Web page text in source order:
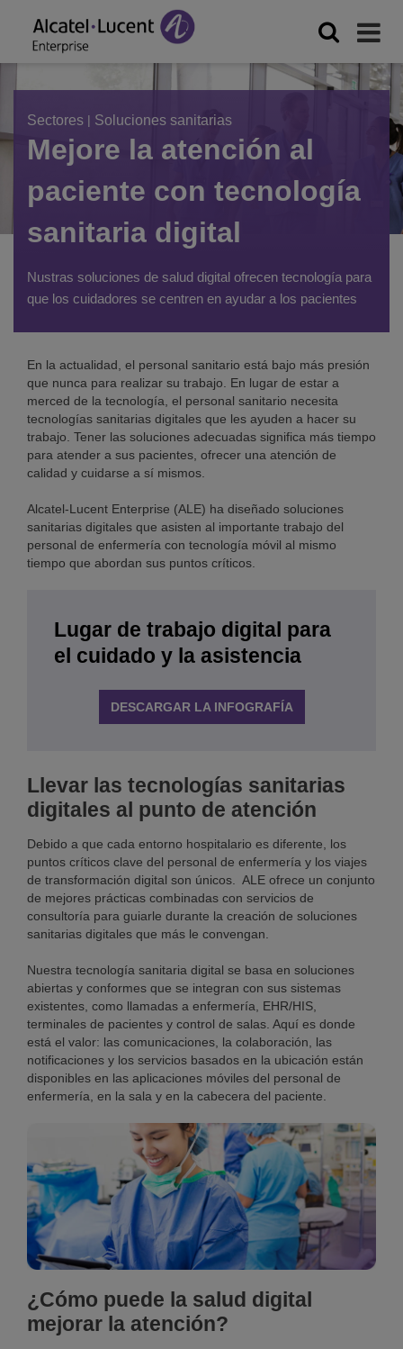
Sectores | Soluciones sanitarias
Mejore la atención al
paciente con tecnología
sanitaria digital
Nustras soluciones de salud digital ofrecen tecnología para
que los cuidadores se centren en ayudar a los pacientes
En la actualidad, el personal sanitario está bajo más presión
que nunca para realizar su trabajo. En lugar de estar a
merced de la tecnología, el personal sanitario necesita
tecnologías sanitarias digitales que les ayuden a hacer su
trabajo. Tener las soluciones adecuadas significa más tiempo
para atender a sus pacientes, ofrecer una atención de
calidad y cuidarse a sí mismos.
Alcatel-Lucent Enterprise (ALE) ha diseñado soluciones
sanitarias digitales que asisten al importante trabajo del
personal de enfermería con tecnología móvil al mismo
tiempo que abordan sus puntos críticos.
Lugar de trabajo digital para
el cuidado y la asistencia
DESCARGAR LA INFOGRAFÍA
Llevar las tecnologías sanitarias
digitales al punto de atención
Debido a que cada entorno hospitalario es diferente, los
puntos críticos clave del personal de enfermería y los viajes
de transformación digital son únicos. ALE ofrece un conjunto
de mejores prácticas combinadas con servicios de
consultoría para guiarle durante la creación de soluciones
sanitarias digitales que más le convengan.
Nuestra tecnología sanitaria digital se basa en soluciones
abiertas y conformes que se integran con sus sistemas
existentes, como llamadas a enfermería, EHR/HIS,
terminales de pacientes y control de salas. Aquí es donde
está el valor: las comunicaciones, la colaboración, las
notificaciones y los servicios basados en la ubicación están
disponibles en las aplicaciones móviles del personal de
enfermería, en la sala y en la cabecera del paciente.
¿Cómo puede la salud digital
mejorar la atención?